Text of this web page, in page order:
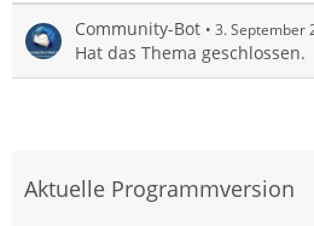
Community-Bot 3. September
Hat das Thema geschlossen.
Aktuelle Programmversion